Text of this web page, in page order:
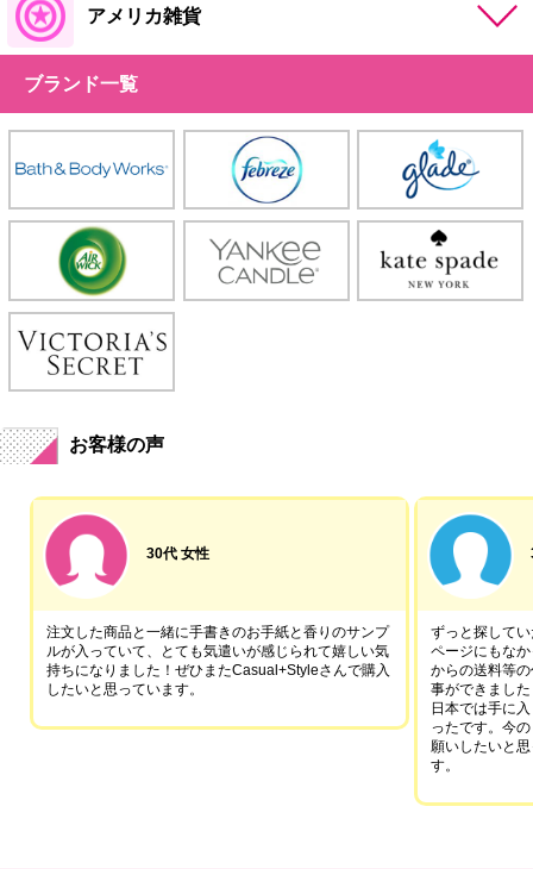
アメリカ雑貨
ブランド一覧
お客様の声
30代 女性
注文した商品と一緒に手書きのお手紙と香りのサンプ
ルが入っていて、とても気遣いが感じられて嬉しい気
持ちになりました！ぜひまたCasual+Styleさんで購入
したいと思っています。
ずっと探して
ページにもな
からの送料等
事ができました
日本では手に
ったです。今
願いしたいと
す。